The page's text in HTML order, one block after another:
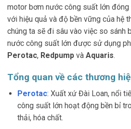
motor bơm nước công suất lớn
với hiệu quả và độ bền vững của hệ
chúng ta sẽ đi sâu vào việc so sánh
nước công suất lớn được sử dụng
Perotac, Redpump và Aquaris.
Tổng quan về các thương
Perotac: Xuất xứ Đài Loan, nổi
công suất lớn hoạt động bền bỉ
thải, hóa chất.